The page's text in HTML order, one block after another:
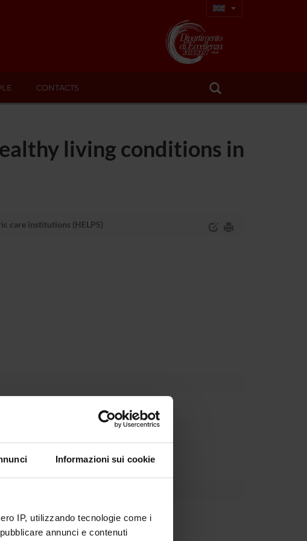
Informazioni sui cookie
IP, utilizzando tecnologie come i
annunci e contenuti
CONTACTS
living conditions in
care institutions (HELPS)